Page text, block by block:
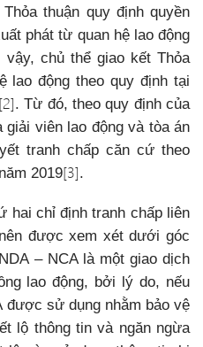
thuận quy định quyền
phát từ quan hệ lao động
chủ thể giao kết Thỏa
lao động theo quy định tại
. Từ đó, theo quy định của
giải viên lao động và tòa án
tranh chấp căn cứ theo
2019[3]
hai chỉ định tranh chấp liên
được xem xét dưới góc
– NCA là một giao dịch
lao động, bởi lý do, nếu
được sử dụng nhằm bảo vệ
lộ thông tin và ngăn ngừa